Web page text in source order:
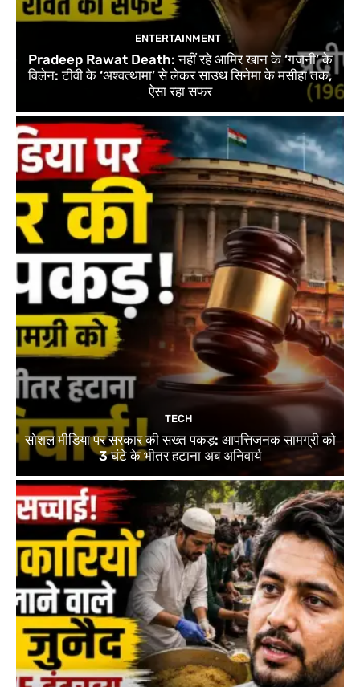
ENTERTAINMENT
Pradeep Rawat Death: नहीं रहे आमिर खान के ‘गजनी’ के
विलेन: टीवी के ‘अश्वत्थामा’ से लेकर साउथ सिनेमा के मसीहा तक,
ऐसा रहा सफर
TECH
सोशल मीडिया पर सरकार की सख्त पकड़: आपत्तिजनक सामग्री को
3 घंटे के भीतर हटाना अब अनिवार्य